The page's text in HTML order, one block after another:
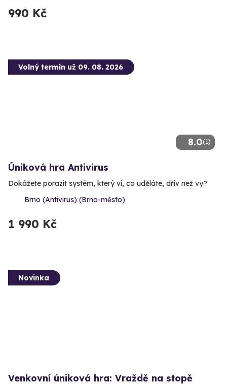
990 Kč
8.0(1)
Volný termín už 09. 08. 2026
Úniková hra Antivirus
Dokážete porazit systém, který ví, co uděláte, dřív než vy?
Brno (Antivirus) (Brno-město)
1 990 Kč
Novinka
Venkovní úniková hra: Vraždě na stopě